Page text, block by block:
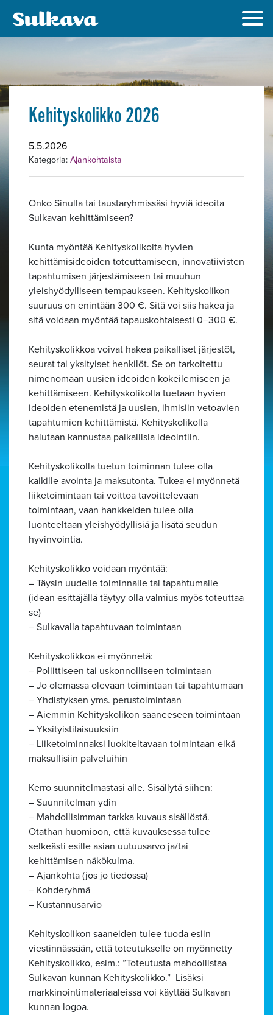
Kehityskolikko 2026
5.5.2026
Kategoria:Ajankohtaista
Onko Sinulla tai taustaryhmissäsi hyviä ideoita
Sulkavan kehittämiseen?
Kunta myöntää Kehityskolikoita hyvien
kehittämisideoiden toteuttamiseen, innovatiivisten
tapahtumisen järjestämiseen tai muuhun
yleishyödylliseen tempaukseen. Kehityskolikon
suuruus on enintään 300 €. Sitä voi siis hakea ja
sitä voidaan myöntää tapauskohtaisesti 0–300 €.
Kehityskolikkoa voivat hakea paikalliset järjestöt,
seurat tai yksityiset henkilöt. Se on tarkoitettu
nimenomaan uusien ideoiden kokeilemiseen ja
kehittämiseen. Kehityskolikolla tuetaan hyvien
ideoiden etenemistä ja uusien, ihmisiin vetoavien
tapahtumien kehittämistä. Kehityskolikolla
halutaan kannustaa paikallisia ideointiin.
Kehityskolikolla tuetun toiminnan tulee olla
kaikille avointa ja maksutonta. Tukea ei myönnetä
liiketoimintaan tai voittoa tavoittelevaan
toimintaan, vaan hankkeiden tulee olla
luonteeltaan yleishyödyllisiä ja lisätä seudun
hyvinvointia.
Kehityskolikko voidaan myöntää:
– Täysin uudelle toiminnalle tai tapahtumalle
(idean esittäjällä täytyy olla valmius myös toteuttaa
se)
– Sulkavalla tapahtuvaan toimintaan
Kehityskolikkoa ei myönnetä:
– Poliittiseen tai uskonnolliseen toimintaan
– Jo olemassa olevaan toimintaan tai tapahtumaan
– Yhdistyksen yms. perustoimintaan
– Aiemmin Kehityskolikon saaneeseen toimintaan
– Yksityistilaisuuksiin
– Liiketoiminnaksi luokiteltavaan toimintaan eikä
maksullisiin palveluihin
Kerro suunnitelmastasi alle. Sisällytä siihen:
– Suunnitelman ydin
– Mahdollisimman tarkka kuvaus sisällöstä.
Otathan huomioon, että kuvauksessa tulee
selkeästi esille asian uutuusarvo ja/tai
kehittämisen näkökulma.
– Ajankohta (jos jo tiedossa)
– Kohderyhmä
– Kustannusarvio
Kehityskolikon saaneiden tulee tuoda esiin
viestinnässään, että toteutukselle on myönnetty
Kehityskolikko, esim.: ”Toteutusta mahdollistaa
Sulkavan kunnan Kehityskolikko.” Lisäksi
markkinointimateriaaleissa voi käyttää Sulkavan
kunnan logoa.